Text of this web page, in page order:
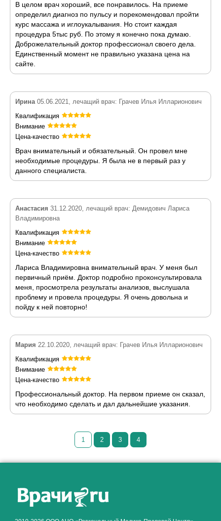
В целом врач хороший, все понравилось. На приеме
определил диагноз по пульсу и порекомендовал пройти
курс массажа и иглоукалывания. Но стоит каждая
процедура 5тыс руб. По этому я конечно пока думаю.
Доброжелательный доктор профессионал своего дела.
Единственный момент не правильно указана цена на
сайте.
Ирина05.06.2021, лечащий врач: Грачев Илья Илларионович
Квалификация
Внимание
Цена-качество
Врач внимательный и обязательный. Он провел мне
необходимые процедуры. Я была не в первый раз у
данного специалиста.
Анастасия 31.12.2020, лечащий врач: Демидович Лариса
Владимировна
Квалификация
Внимание
Цена-качество
Лариса Владимировна внимательный врач. У меня был
первичный приём. Доктор подробно проконсультировала
меня, просмотрела результаты анализов, выслушала
проблему и провела процедуры. Я очень довольна и
пойду к ней повторно!
Мария 22.10.2020, лечащий врач: Грачев Илья Илларионович
Квалификация
Внимание
Цена-качество
Профессиональный доктор. На первом приеме он сказал,
что необходимо сделать и дал дальнейшие указания.
1 2 3 4